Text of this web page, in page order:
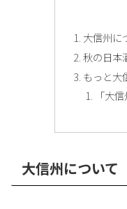
大信州に
秋の日本
もっと大
「大
大信州について